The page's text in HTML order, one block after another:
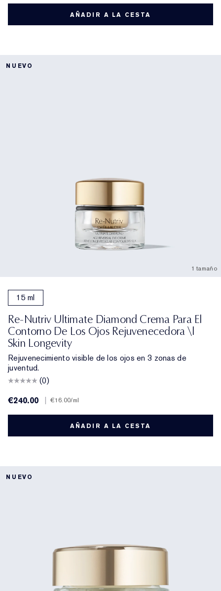
AÑADIR A LA CESTA
NUEVO
1 tamaño
15 ml
Re-Nutriv Ultimate Diamond Crema Para El
Contorno De Los Ojos Rejuvenecedora \|
Skin Longevity
Rejuvenecimiento visible de los ojos en 3 zonas de
juventud.
(0)
€240.00
€16.00/ml
AÑADIR A LA CESTA
NUEVO